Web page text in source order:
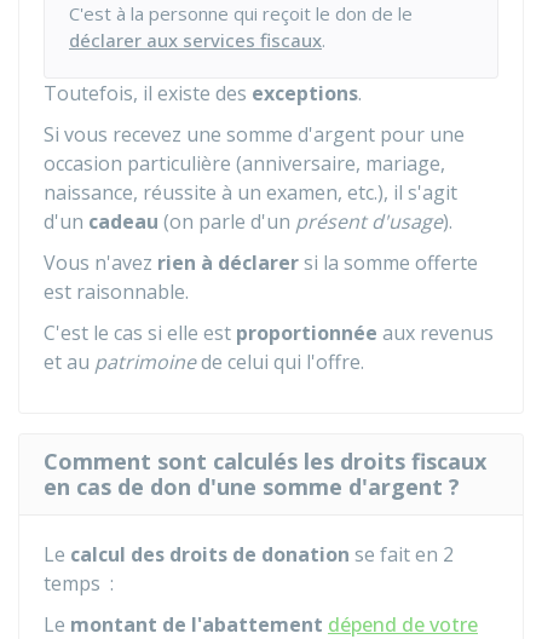
C'est à la personne qui reçoit le don de le
déclarer aux services fiscaux.
Toutefois, il existe des exceptions.
Si vous recevez une somme d'argent pour une
occasion particulière (anniversaire, mariage,
naissance, réussite à un examen, etc.), il s'agit
d'un cadeau (on parle d'un présent d'usage).
Vous n'avez rien à déclarersi la somme offerte
est raisonnable.
C'est le cas si elle est proportionnée aux revenus
et au patrimoinede celui qui l'offre.
Comment sont calculés les droits fiscaux
en cas de don d'une somme d'argent ?
Le calcul des droits de donation se fait en 2
temps :
Le montant de l'abattement dépend de votre